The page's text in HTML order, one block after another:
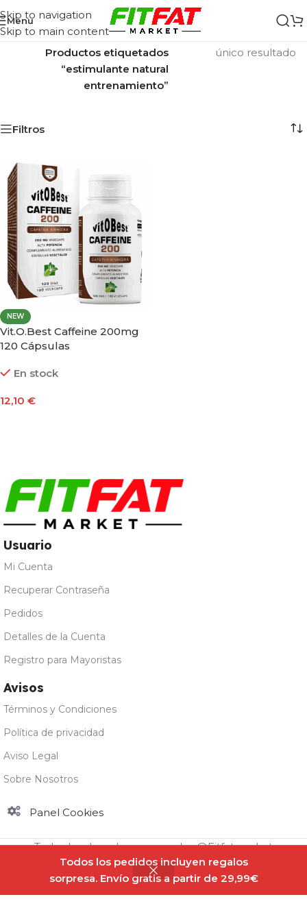
Todos los pedidos incluyen regalos
sorpresa. Envío gratis a partir de 29,99€
Skip to navigation
Skip to main content
Menu
Inicio/
Productos etiquetados
“estimulante natural
entrenamiento”
único resultado
Filtros
NEW
Vit.O.Best Caffeine 200mg
120 Cápsulas
En stock
12,10 €
Usuario
Mi Cuenta
Recuperar Contraseña
Pedidos
Detalles de la Cuenta
Registro para Mayoristas
Avisos
Términos y Condiciones
Política de privacidad
Aviso Legal
Sobre Nosotros
Panel Cookies
Todos los derechos reservados @Fitfatmarket